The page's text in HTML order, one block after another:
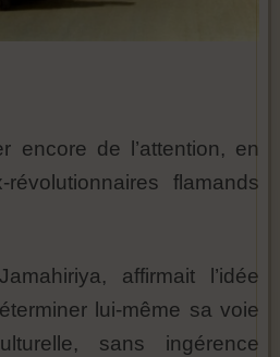
encore de l’attention, en
flamands
affirmait l’idée
lui-même sa voie
sans ingérence